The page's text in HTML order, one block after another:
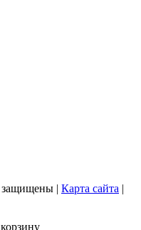
защищены | Карта сайта |